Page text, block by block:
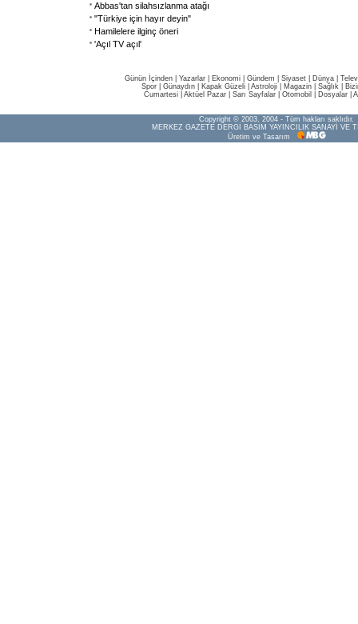
Abbas'tan silahsızlanma atağı
"Türkiye için hayır deyin"
Hamilelere ilginç öneri
'Açıl TV açıl'
Günün İçinden Yazarlar Ekonomi Gündem Siyaset Dünya |
Spor
Günaydın Kapak Güzeli Astroloji Magazin Sağlık
Cumartesi| Aktüel Pazar| Sarı Sayfalar| Otomobil Dosyalar|
Copyright © 2003, 2004 - Tüm hakları saklıdır.
MERKEZ GAZETE DERGİ BASIM YAYINCILIK SANAYİ VE
Üretim ve Tasarım